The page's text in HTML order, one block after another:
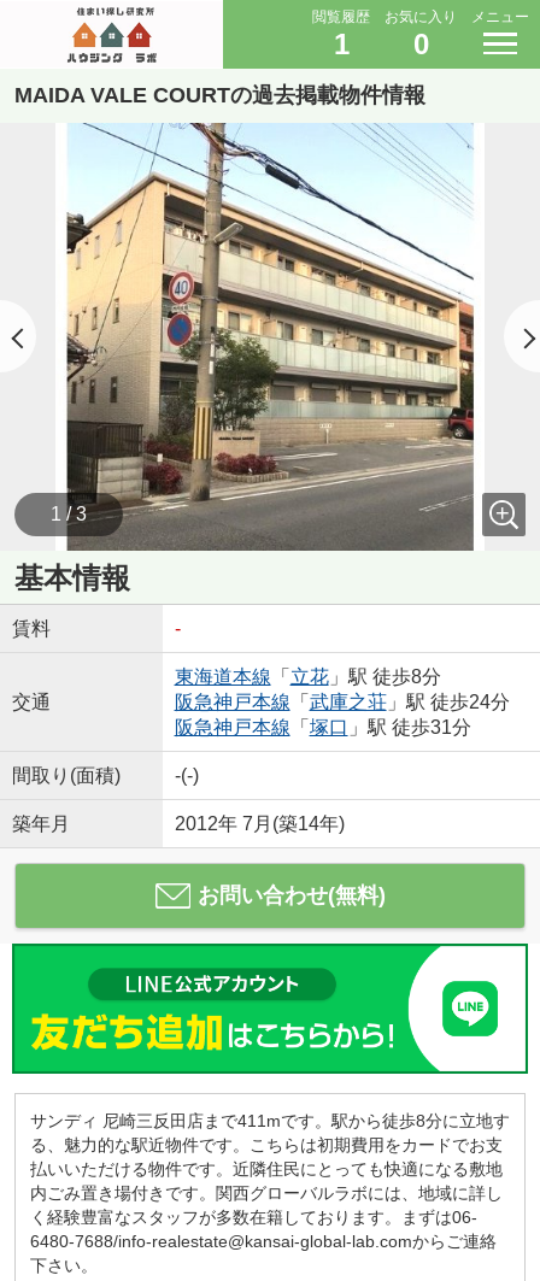
閲覧履歴
1
お気に入り
0
メニュー
MAIDA VALE COURTの過去掲載物件情報
1 / 3
基本情報
賃料 -
交通
東海道本線 「 立花」駅 徒歩8分
阪急神戸本線 「 武庫之荘」駅 徒歩24分
阪急神戸本線 「 塚口 」駅 徒歩31分
間取り(面積) -(-)
築年月 2012年 7月(築14年)
お問い合わせ(無料)
サンディ 尼崎三反田店まで411mです。駅から徒歩8分に立地す
る、魅力的な駅近物件です。こちらは初期費用をカードでお支
払いいただける物件です。近隣住民にとっても快適になる敷地
内ごみ置き場付きです。関西グローバルラボには、地域に詳し
く経験豊富なスタッフが多数在籍しております。まずは06-
6480-7688/info-realestate@kansai-global-lab.comからご連絡
下さい。